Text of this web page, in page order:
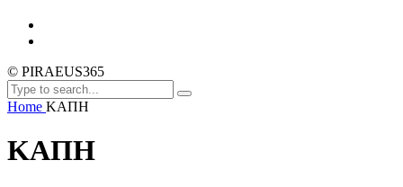
© PIRAEUS365
Home ΚΑΠΗ
ΚΑΠΗ